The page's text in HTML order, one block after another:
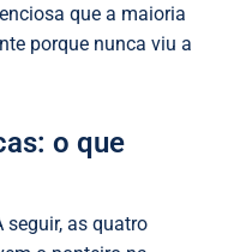
que a maioria
porque nunca viu a
o que
seguir, as quatro